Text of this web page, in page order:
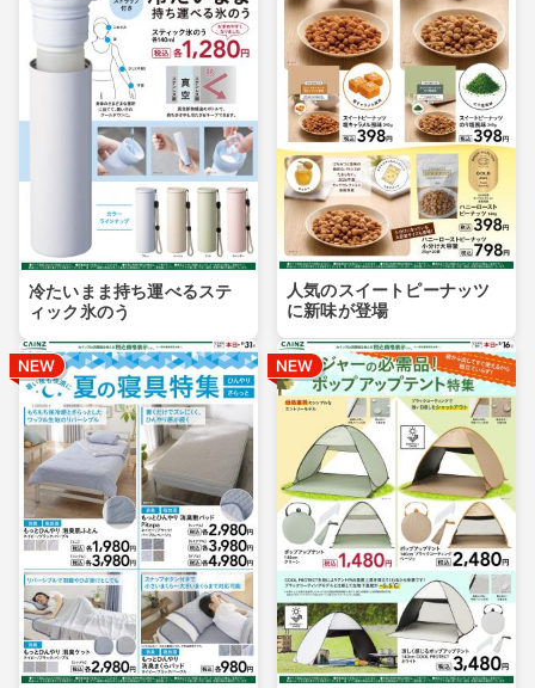
冷たいまま持ち運べるステ
ィック氷のう
人気のスイートピーナッツ
に新味が登場